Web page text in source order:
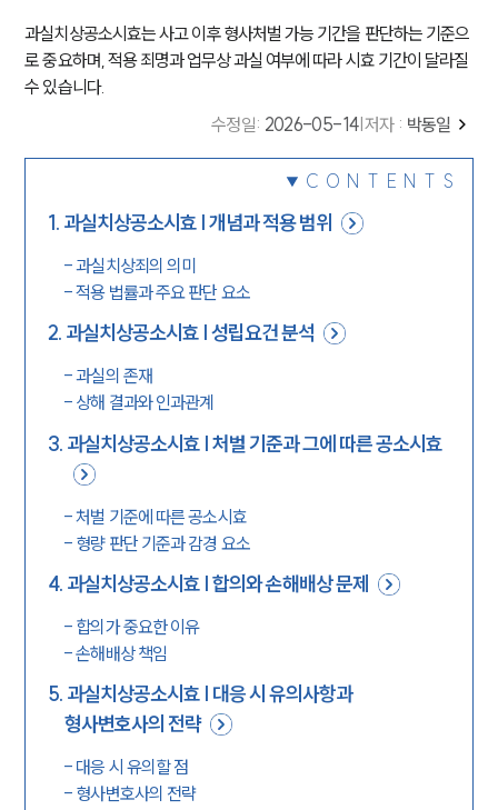
과실치상공소시효는 사고 이후 형사처벌 가능 기간을 판단하는 기준으
로 중요하며, 적용 죄명과 업무상 과실 여부에 따라 시효 기간이 달라질
수 있습니다.
수정일: 2026-05-14 저자 : 박동일
CONTENTS
1. 과실치상공소시효 | 개념과 적용 범위
-과실치상죄의 의미
-적용 법률과 주요 판단 요소
2. 과실치상공소시효 | 성립요건 분석
-과실의 존재
- 상해 결과와 인과관계
3. 과실치상공소시효 | 처벌 기준과 그에 따른 공소시효
-처벌 기준에 따른 공소시효
- 형량 판단 기준과 감경 요소
4. 과실치상공소시효 | 합의와 손해배상 문제
- 합의가 중요한 이유
-손해배상 책임
5. 과실치상공소시효 | 대응 시 유의사항과
형사변호사의 전략
- 대응 시 유의할 점
- 형사변호사의 전략